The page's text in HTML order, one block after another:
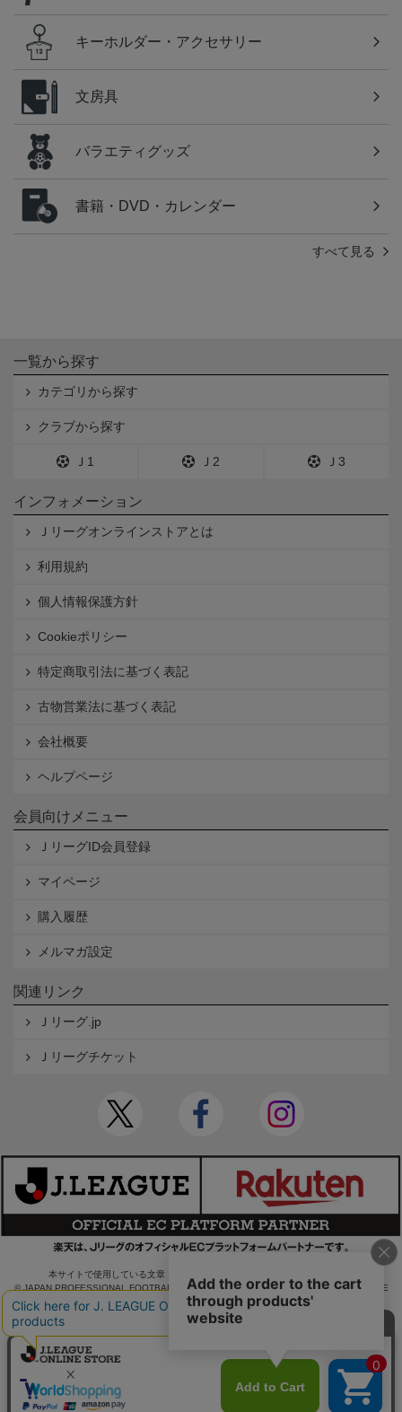
キーホルダー・アクセサリー
文房具
バラエティグッズ
書籍・DVD・カレンダー
すべて見る
一覧から探す
カテゴリから探す
クラブから探す
Ｊ1 Ｊ2 Ｊ3
インフォメーション
Ｊリーグオンラインストアとは
利用規約
個人情報保護方針
Cookieポリシー
特定商取引法に基づく表記
古物営業法に基づく表記
会社概要
ヘルプページ
会員向けメニュー
ＪリーグID会員登録
マイページ
購入履歴
メルマガ設定
関連リンク
Ｊリーグ.jp
Ｊリーグチケット
本サイトで使用している文章・画像等の無断での複製・転載を禁止します。
© JAPAN PROFESSIONAL FOOTBALL LEAGUE Rakuten Group, Inc. ALL RIGHTS RE
SERVED.